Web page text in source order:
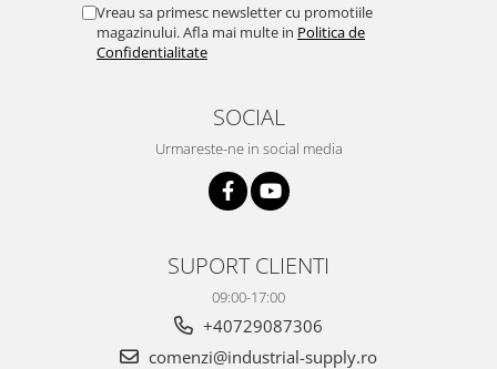
Vreau sa primesc newsletter cu promotiile
magazinului. Afla mai multe in Politica de
Confidentialitate
SOCIAL
Urmareste-ne in social media
SUPORT CLIENTI
09:00-17:00
+40729087306
comenzi@industrial-supply.ro